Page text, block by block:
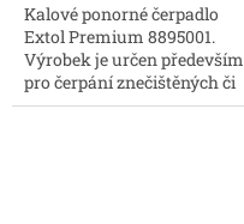
Kalové ponorné čerpadlo
Extol Premium 8895001.
Výrobek je určen především
pro čerpání znečištěných či
odpadních vod. Zároveň je